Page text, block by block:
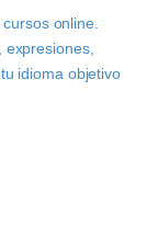
online.
idioma objetivo